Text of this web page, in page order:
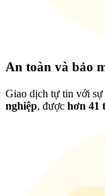
An toàn và bảo
Giao dịch tự tin với sự
nghiệp, được hơn 41